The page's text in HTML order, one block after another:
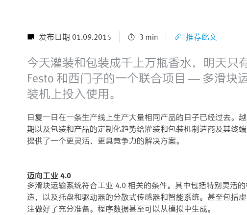
发布日期 01.09.2015 3 min 推荐此文
今天灌装和包装成千上万瓶香水，明天只
Festo 和西门子的一个联合项目 — 多滑块
装机上投入使用。
日复一日在一条生产线上生产大量相同产品的日子已经过去。
期以及包装和产品的定制化趋势给灌装和包装机制造商及其终
提供了一个更灵活、更具竞争力的解决方案。
迈向工业 4.0
多滑块运输系统符合工业 4.0 相关的条件。其中包括特别灵活
造，以及托盘和驱动器的分散式传感器和智能系统。甚至包括
注做好了充分准备。程序数据甚至可以从模拟中生成。